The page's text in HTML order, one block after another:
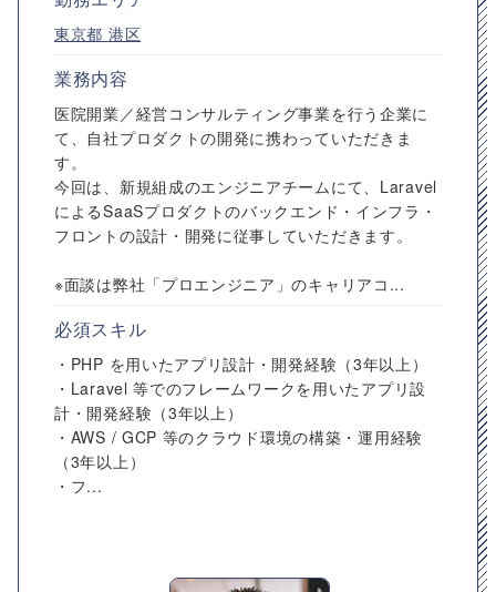
東京都 港区
業務内容
医院開業／経営コンサルティング事業を行う企業に
て、自社プロダクトの開発に携わっていただきま
す。
今回は、新規組成のエンジニアチームにて、Laravel
によるSaaSプロダクトのバックエンド・インフラ・
フロントの設計・開発に従事していただきます。
※面談は弊社「プロエンジニア」のキャリアコ...
必須スキル
・PHP を用いたアプリ設計・開発経験（3年以上）
・Laravel 等でのフレームワークを用いたアプリ設
計・開発経験（3年以上）
・AWS / GCP 等のクラウド環境の構築・運用経験
（3年以上）
・フ...